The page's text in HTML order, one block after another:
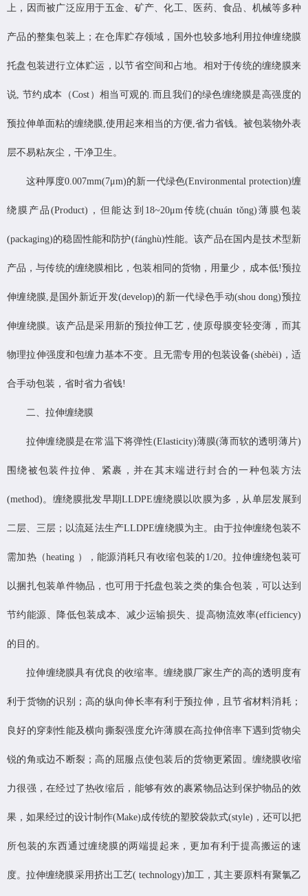
上，因而被广泛应用于五金、矿产、化工、医药、食品、机械等多种
产品的整集包装上；在仓库贮存领域，国外也较多地利用拉伸缠绕膜
托盘包装进行立体贮运，以节省空间和占地。相对于传统的缠绕膜来
说, 节约成本（Cost）相当可观的.而且我们的绿色缠绕膜是高强度的
预拉伸单面粘的缠绕膜,使用起来相当的方便,省力省钱。被包装物外表
层不易粘灰尘，干净卫生。
这种厚度0.007mm(7μm)的新一代绿色(Environmental protection)缠
绕膜产品(Product)，但能达到18~20μm传统(chuán tǒng)薄膜包装
(packaging)的稳固性能和防护(fánghù)性能。该产品在国内是技术型新
产品，与传统的缠绕膜相比，包装相同的货物，用量少，成本低!预拉
伸缠绕膜,是国外新近开发(develop)的新一代绿色手动(shou dong)预拉
伸缠绕膜。该产品是采用新的预拉伸工艺，使原母膜变轻变薄，而其
物理拉伸强度和包缠力基本不变。且无需专用的包装设备(shèbèi)，适
合手动包装，省时省力省钱!
二、拉伸缠绕膜
拉伸缠绕膜是在常温下将弹性(Elasticity)薄膜(薄而软的透明薄片)
围绕被包装件拉伸、紧裹，并在其末端进行封合的一种包装方法
(method)。缠绕膜批发早期LLDPE缠绕膜以吹膜为多，从单层发展到
二层、三层；以流延法生产LLDPE缠绕膜为主。由于拉伸缠绕包装不
需加热（heating ），能源消耗只有收缩包装的1/20。拉伸缠绕包装可
以捆扎包装单件物品，也可用于托盘包装之类的集合包装，可以达到
节约能源、降低包装成本、减少运输损失、提高物流效率(efficiency)
的目的。
拉伸缠绕膜具有优良的收缩率。缠绕膜厂家生产的高的透明度有
利于货物的识别；高的纵向伸长率有利于预拉伸，且节省材料消耗；
良好的穿刺性能及横向撕裂强度允许薄膜在高拉伸倍率下遇到货物尖
锐的角或边不断裂；高的屈服点使包装后的货物更紧固。缠绕膜收缩
力很强，在经过了热收缩后，能够有效的裹紧物品达到保护物品的效
果，如果经过的设计制作(Make)成传统的塑胶袋款式(style)，还可以把
所包装的东西通过缠绕膜的两端提起来，更加有利于提高搬运的速
度。拉伸缠绕膜采用挤出工艺( technology)加工，其主要原料有聚氯乙